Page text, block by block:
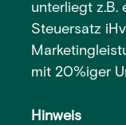
unterliegt z.B.
Steuersatz
mit 20%iger
Hinweis